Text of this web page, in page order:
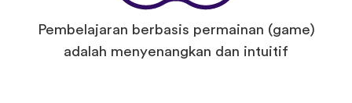
Pembelajaran berbasis permainan (game)
adalah menyenangkan dan intuitif